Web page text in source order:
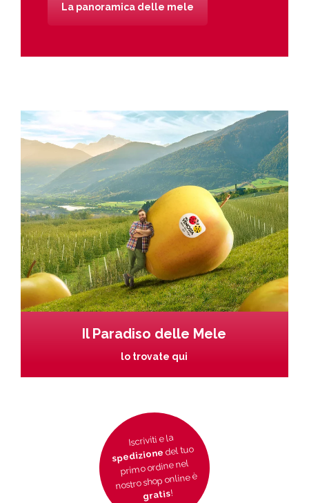
La panoramica delle mele
Il Paradiso delle Mele
lo trovate qui
Iscriviti e la
spedizionedel tuo
primo ordine nel
nostro shop online è
gratis!